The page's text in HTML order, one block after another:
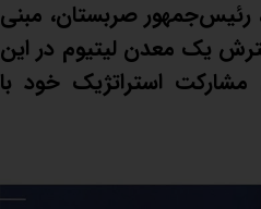
رئیس‌جمهور صربستان، مبنی
یک معدن لیتیوم در این
استراتژیک خود با